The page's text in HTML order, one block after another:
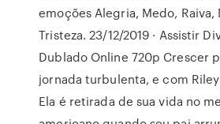
emoções Alegria, Medo, Raiva,
Tristeza. 23/12/2019 · Assistir
Dublado Online 720p Crescer
jornada turbulenta, e com
Ela é retirada de sua vida no